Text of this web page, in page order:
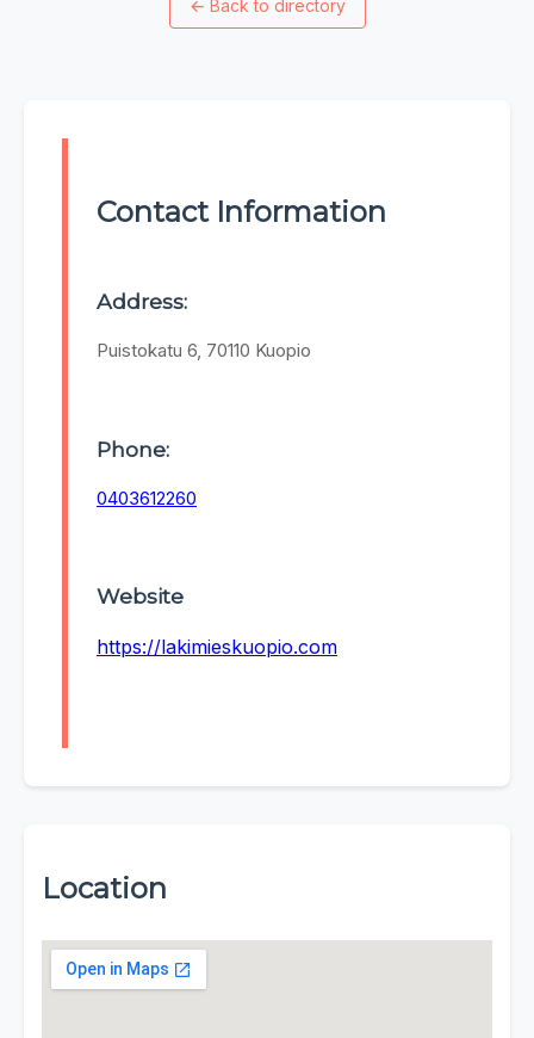
← Back to directory
Contact Information
Address:
Puistokatu 6, 70110 Kuopio
Phone:
0403612260
Website
https://lakimieskuopio.com
Location